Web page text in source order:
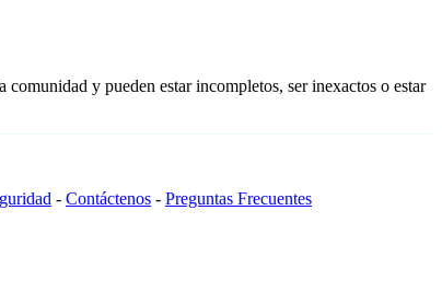
y pueden estar incompletos, ser inexactos o estar
- Contáctenos - Preguntas Frecuentes